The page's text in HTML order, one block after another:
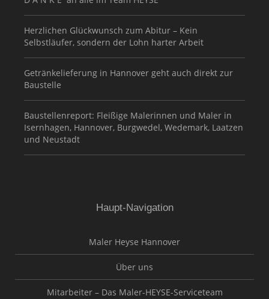
Herzlichen Glückwunsch zum Abitur – Kein
Selbstläufer, sondern der Lohn harter Arbeit
Getränkelieferung in Hannover geht auch direkt zur
Baustelle
Baustellenreport: Fleißige Malerinnen und Maler in
Isernhagen, Hannover, Burgwedel, Wedemark, Laatzen
und Neustadt
Haupt-Navigation
Maler Heyse Hannover
Über uns
Mitarbeiter – Das Maler-HEYSE-Serviceteam